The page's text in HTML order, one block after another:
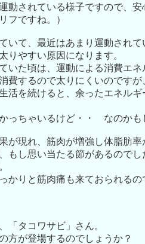
動されている様子ですので、
フですね。）
いて、最近はあまり運動され
りやすい原因になります。
いた頃は、運動による消費エ
費するので太りにくいのです
活を続けると、余ったエネル
っちゃいるけど・・ なのかも
が現れ、筋肉が増強し体脂肪
もし思い当たる節があるので
かりと筋肉痛も来ておられる
「タコワサビ」さん。
方が登場するのでしょうか？